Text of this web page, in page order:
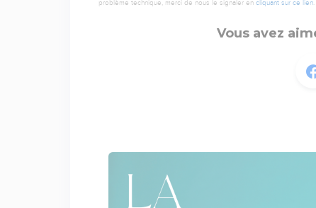
problème technique, merci de nous le signaler en cliquant sur ce lien.
Vous avez